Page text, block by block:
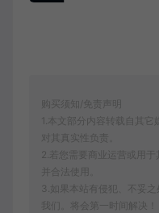
购买须知/免责声明
1.本文部分内容转载自其
对其真实性负责。
2.若您需要商业运营或用
并合法使用。
3.如果本站有侵犯、不妥
我们。将会第一时间解决！